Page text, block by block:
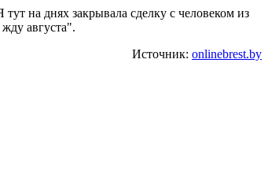
на днях закрывала сделку с человеком из
августа".
Источник: onlinebrest.by